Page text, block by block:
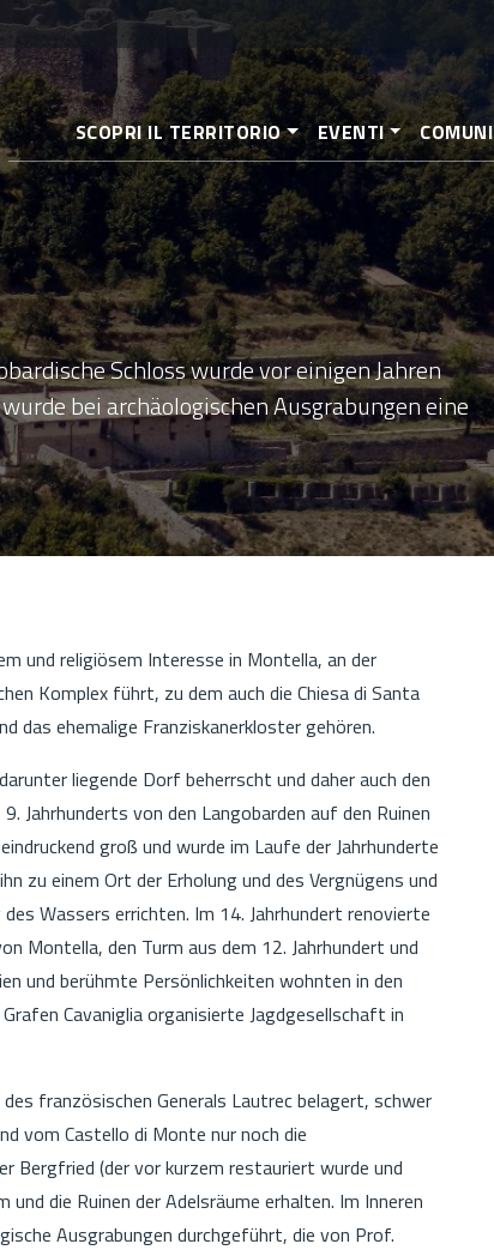
zum
Inhalt
SCOPRI IL TERRITORIO EVENTI COMUNI
Schloss wurde vor einigen Jahren
bei archäologischen Ausgrabungen eine
und religiösem Interesse in Montella, an der
Komplex führt, zu dem auch die Chiesa di Santa
das ehemalige Franziskanerkloster gehören.
liegende Dorf beherrscht und daher auch den
Jahrhunderts von den Langobarden auf den Ruinen
groß und wurde im Laufe der Jahrhunderte
zu einem Ort der Erholung und des Vergnügens und
Wassers errichten. Im 14. Jahrhundert renovierte
Montella, den Turm aus dem 12. Jahrhundert und
und berühmte Persönlichkeiten wohnten in den
Cavaniglia organisierte Jagdgesellschaft in
französischen Generals Lautrec belagert, schwer
vom Castello di Monte nur noch die
Bergfried (der vor kurzem restauriert wurde und
die Ruinen der Adelsräume erhalten. Im Inneren
Ausgrabungen durchgeführt, die von Prof.